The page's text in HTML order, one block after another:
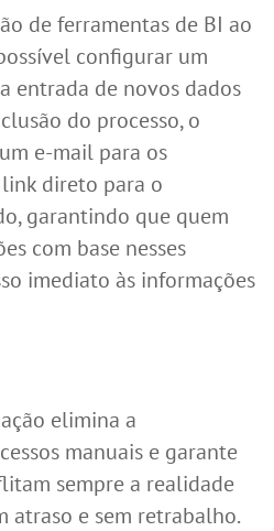
de ferramentas de BI ao
configurar um
entrada de novos dados
do processo, o
e-mail para os
direto para o
garantindo que quem
com base nesses
imediato às informações
elimina a
manuais e garante
sempre a realidade
atraso e sem retrabalho.